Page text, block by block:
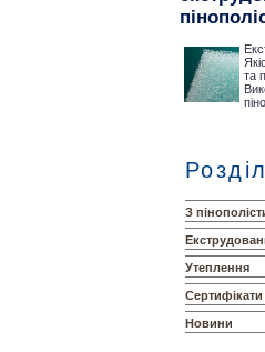
та
З
Утеплення
Сертифікати
Новини